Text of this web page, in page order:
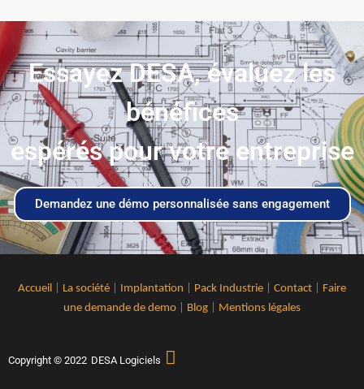
Essayez DESA, évaluez les
bénéfices
espérés pour votre entreprise
Demandez une démo personnalisée sans engagement
Accueil La société Implantation Pack Industrie Contact
Faire
une demande de demo
Blog Mentions légales
Copyright © 2022 DESA Logiciels